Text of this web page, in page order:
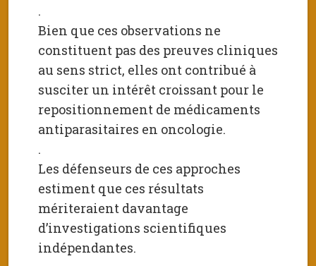
.
Bien que ces observations ne
constituent pas des preuves cliniques
au sens strict, elles ont contribué à
susciter un intérêt croissant pour le
repositionnement de médicaments
antiparasitaires en oncologie.
.
Les défenseurs de ces approches
estiment que ces résultats
mériteraient davantage
d’investigations scientifiques
indépendantes.